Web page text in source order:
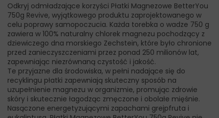
Odkryj odmładzające korzyści Płatki Magnezowe BetterYou
750g Revive, wyjątkowego produktu zaprojektowanego w
celu poprawy samopoczucia. Każda torebka o wadze 750 g
zawiera w 100% naturalny chlorek magnezu pochodzący z
dziewiczego dna morskiego Zechstein, które było chronione
przed zanieczyszczeniami przez ponad 250 milionów lat,
zapewniając niezrównaną czystość i jakość.
Te przyjazne dla środowiska, w pełni nadające się do
recyklingu płatki zapewniają skuteczny sposób na
uzupełnienie magnezu w organizmie, promując zdrowie
skóry i skutecznie łagodząc zmęczone i obolałe mięśnie.
Nasączone energetyzującymi zapachami grejpfruta i